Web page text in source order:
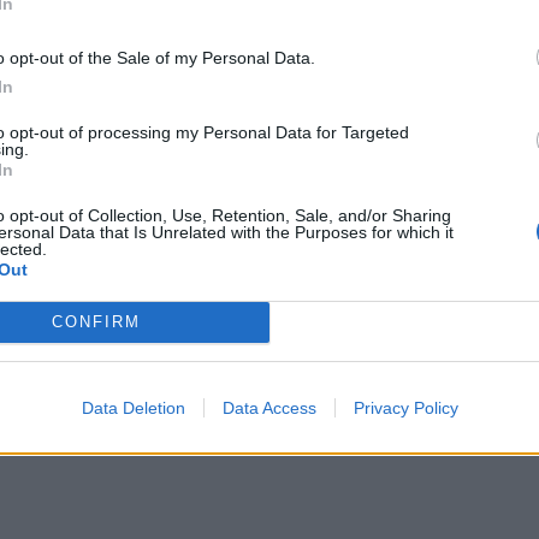
opt-out of the Sale of my Personal Data.
opt-out of processing my Personal Data for Targeted
opt-out of Collection, Use, Retention, Sale, and/or Sharing
Data that Is Unrelated with the Purposes for which it
CONFIRM
Data Deletion Data Access Privacy Policy
απόγευμα έλαβαν μήνυμα μέσω του «112»
Αποδέχομαι τουςόρους χρήσης